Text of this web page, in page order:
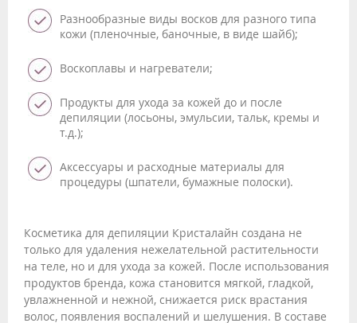
Разнообразные виды восков для разного типа
кожи (пленочные, баночные, в виде шайб);
Воскоплавы и нагреватели;
Продукты для ухода за кожей до и после
депиляции (лосьоны, эмульсии, тальк, кремы и
т.д.);
Аксессуары и расходные материалы для
процедуры (шпатели, бумажные полоски).
Косметика для депиляции Кристалайн создана не
только для удаления нежелательной растительности
на теле, но и для ухода за кожей. После использования
продуктов бренда, кожа становится мягкой, гладкой,
увлажненной и нежной, снижается риск врастания
волос, появления воспалений и шелушения. В составе